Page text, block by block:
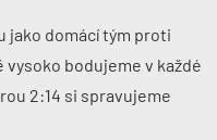
jako domácí tým proti
vysoko bodujeme v každé
2:14 si spravujeme